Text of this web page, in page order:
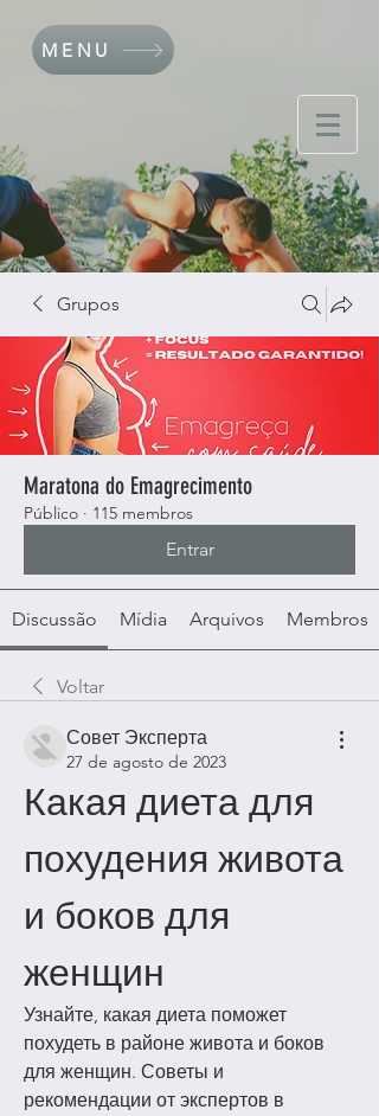
MENU
Grupos
Maratona do Emagrecimento
Público · 115 membros
Entrar
Discussão Mídia Arquivos Membros
Voltar
Совет Эксперта
27 de agosto de 2023
Какая диета для
похудения живота
и боков для
женщин
Узнайте, какая диета поможет
похудеть в районе живота и боков
для женщин. Советы и
рекомендации от экспертов в